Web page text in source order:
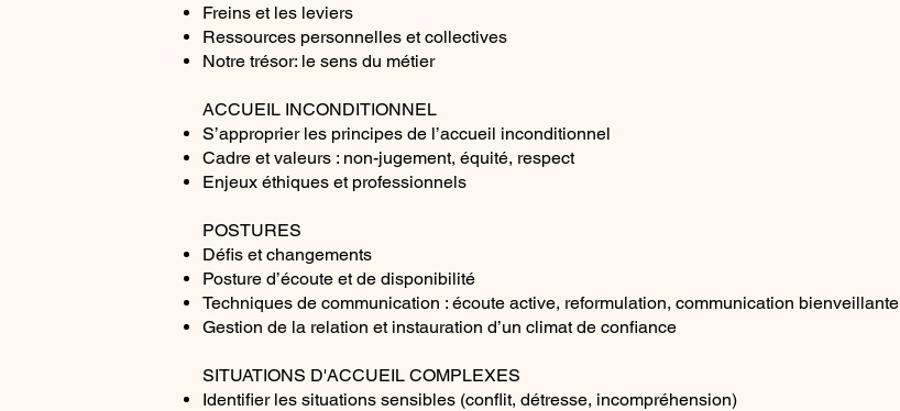
Freins et les leviers
Ressources personnelles et collectives
Notre trésor: le sens du métier
ACCUEIL INCONDITIONNEL
S’approprier les principes de l’accueil inconditionnel
Cadre et valeurs : non-jugement, équité, respect
Enjeux éthiques et professionnels
​POSTURES
Défis et changements
Posture d’écoute et de disponibilité
Techniques de communication : écoute active, reformulation, communication bienveillante
Gestion de la relation et instauration d’un climat de confiance
SITUATIONS D'ACCUEIL COMPLEXES
Identifier les situations sensibles (conflit, détresse, incompréhension)